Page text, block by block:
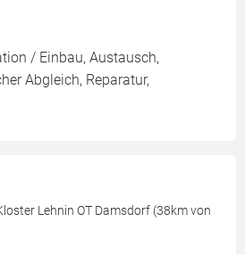
/ Einbau, Austausch,
Abgleich, Reparatur,
Lehnin OT Damsdorf (38km von